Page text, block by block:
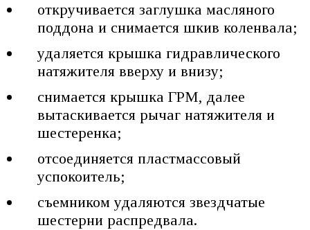
откручивается заглушка масляного
поддона и снимается шкив коленвала;
удаляется крышка гидравлического
натяжителя вверху и внизу;
снимается крышка ГРМ, далее
вытаскивается рычаг натяжителя и
шестеренка;
отсоединяется пластмассовый
успокоитель;
съемником удаляются звездчатые
шестерни распредвала.